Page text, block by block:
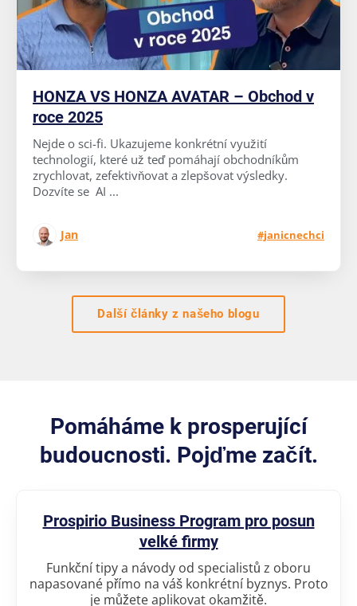
HONZA VS HONZA AVATAR – Obchod v
roce 2025
Nejde o sci-fi. Ukazujeme konkrétní využití
technologií, které už teď pomáhají obchodníkům
zrychlovat, zefektivňovat a zlepšovat výsledky.
Dozvíte se AI ...
Jan #janicnechci
Další články z našeho blogu
Pomáháme k prosperující
budoucnosti. Pojďme začít.
Prospirio Business Program pro posun
velké firmy
Funkční tipy a návody od specialistů z oboru
napasované přímo na váš konkrétní byznys. Proto
je můžete aplikovat okamžitě.